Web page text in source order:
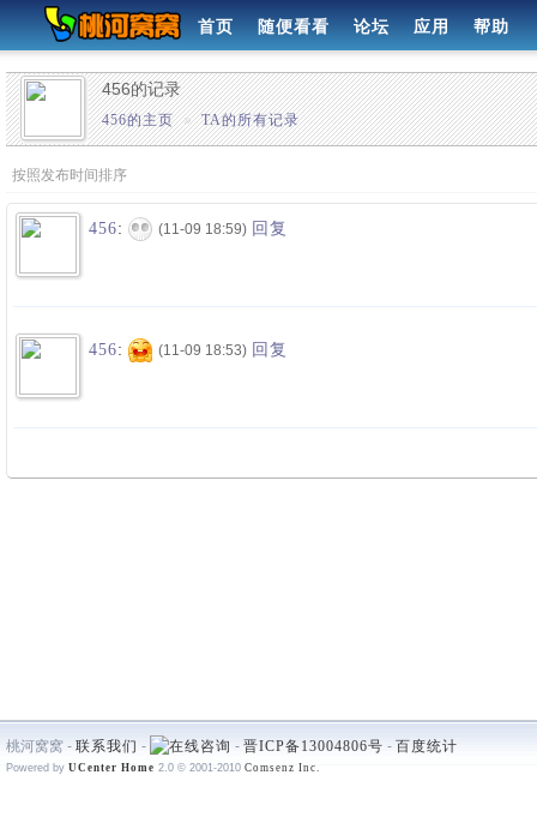
首页 随便看看 论坛 应用 帮助
456的记录
456的主页 » TA的所有记录
按照发布时间排序
456: (11-09 18:59) 回复
456: (11-09 18:53) 回复
桃河窝窝 - 联系我们 - - 晋ICP备13004806号 - 百度统计
Powered by UCenter Home 2.0 © 2001-2010 Comsenz Inc.